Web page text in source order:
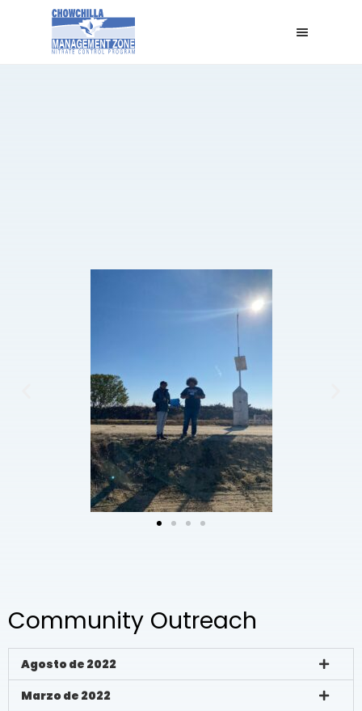
Community Outreach
Agosto de 2022
Marzo de 2022